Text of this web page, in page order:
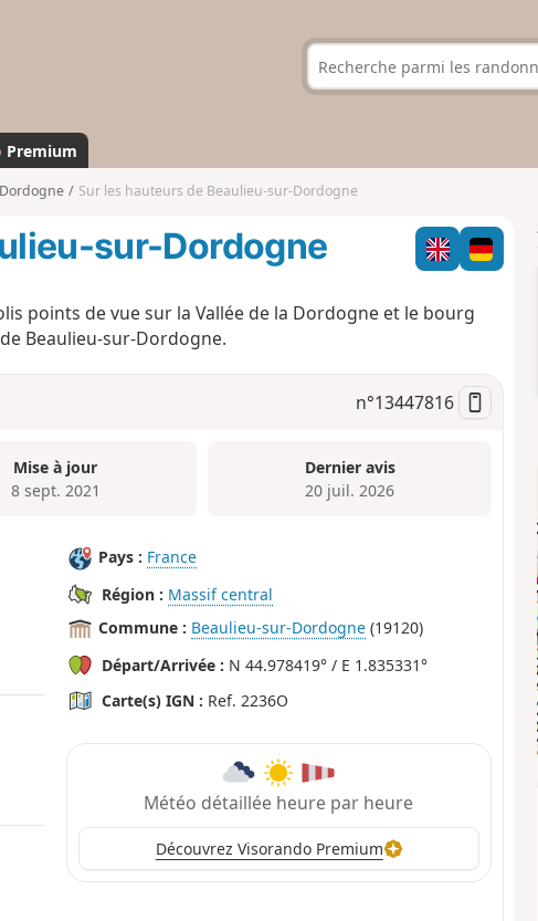
Premium
Sur les hauteurs de Beaulieu-sur-Dordogne
sur-Dordogne
points de vue sur la Vallée de la Dordogne et le bourg
Beaulieu-sur-Dordogne.
n°13447816
Mise à jour
8 sept. 2021
Dernier avis
20 juil. 2026
Pays : France
Région : Massif central
Commune : Beaulieu-sur-Dordogne (19120)
Départ/Arrivée : N 44.978419° / E 1.835331°
Carte(s) IGN : Ref. 2236O
Météo détaillée heure par heure
Découvrez Visorando Premium